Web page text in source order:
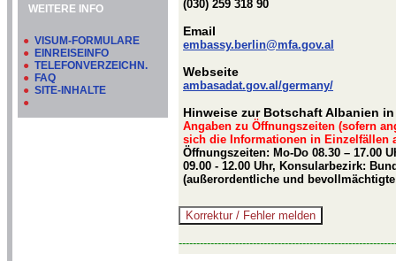
WEITERE INFO
● VISUM-FORMULARE
● EINREISEINFO
● TELEFONVERZEICHN.
● FAQ
● SITE-INHALTE
●
(030) 259 318 90
Email
embassy.berlin@mfa.gov.al
Webseite
ambasadat.gov.al/germany/
Hinweise zur Botschaft Albanien
Angaben zu Öffnungszeiten (sofern
sich die Informationen in Einzelfällen
Öffnungszeiten: Mo-Do 08.30 – 17.00
09.00 - 12.00 Uhr, Konsularbezirk:
(außerordentliche und